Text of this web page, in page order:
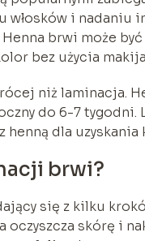
i nadaniu
brwi może
bez użycia
niż laminacja.
do 6-7 tygodni.
henną dla
brwi?
się z kilku
skórę i